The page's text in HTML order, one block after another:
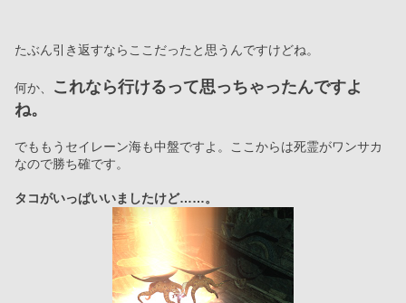
たぶん引き返すならここだったと思うんですけどね。
何か、
これなら行けるって思っちゃったんですよ
ね。
でももうセイレーン海も中盤ですよ。ここからは死霊がワンサカ
なので勝ち確です。
タコがいっぱいいましたけど……。